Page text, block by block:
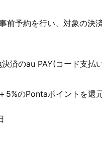
前予約を行い、対象の決
済のau PAY(コード支払
のPontaポイントを還